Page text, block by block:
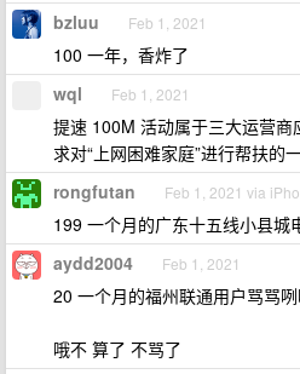
bzluu Feb 1, 2021
100 一年，香炸了
wql Feb 1, 2021
提速 100M 活动属于三大运营
求对“上网困难家庭”进行帮扶的
rongfutan Feb 1, 2021 via
199 一个月的广东十五线小县城
aydd2004 Feb 1, 2021
20 一个月的福州联通用户骂骂
哦不 算了 不骂了